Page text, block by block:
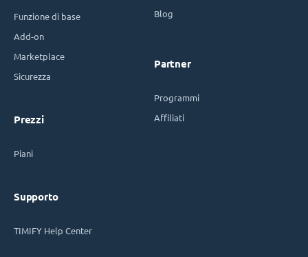
Funzione di base
Add-on
Marketplace
Sicurezza
Prezzi
Piani
Supporto
TIMIFY Help Center
Blog
Partner
Programmi
Affiliati